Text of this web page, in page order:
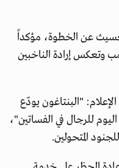
عن الخطوة، مؤكداً
وتعكس إرادة الناخبين
"البنتاغون يودّع
للرجال في الفساتين"،
المتحولين.